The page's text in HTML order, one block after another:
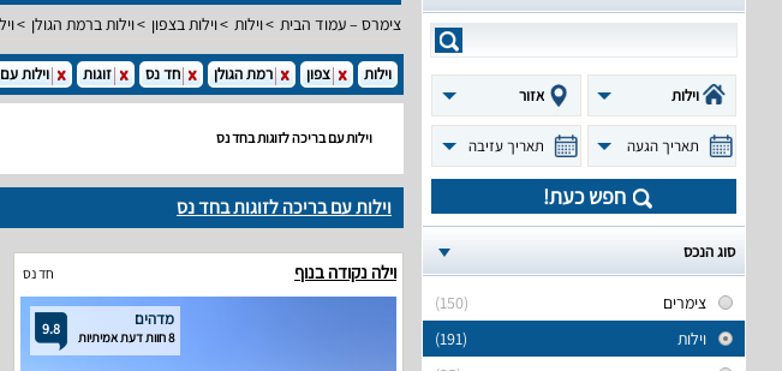
צימרס – עמוד הבית וילות וילות בצפון וילות ברמת הגולן
וילות אזור
תאריך הגעה תאריך עזיבה
חפש כעת!
סוג הנכס
(150)
צימרים
(191)
וילות
וילות צפון רמת הגולן חד נס זוגות וילות
וילות עם בריכה לזוגות בחד נס
וילות עם בריכה לזוגות בחד נס
וילה נקודה בנוף חד נס
9.8 מדהים
8 חוות דעת אמיתיות